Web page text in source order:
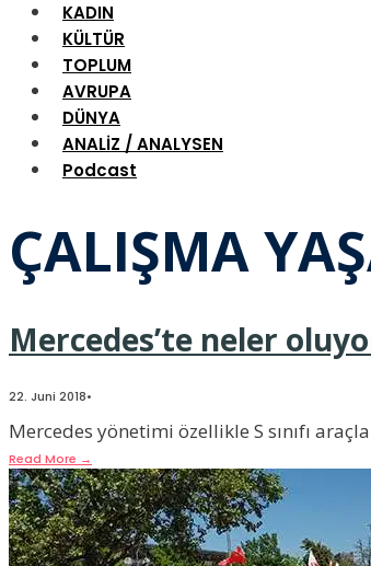
KADIN
KÜLTÜR
TOPLUM
AVRUPA
DÜNYA
ANALİZ / ANALYSEN
Podcast
ÇALIŞMA
Mercedes’te neler
22. Juni 2018•
Mercedes yönetimi özellikle S sınıfı
Read More →